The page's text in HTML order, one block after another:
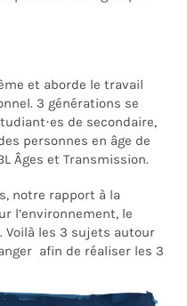
et aborde le travail
3 générations se
de secondaire,
personnes en âge de
Âges et Transmission.
notre rapport à la
l’environnement, le
Voilà les 3 sujets autour
afin de réaliser les 3